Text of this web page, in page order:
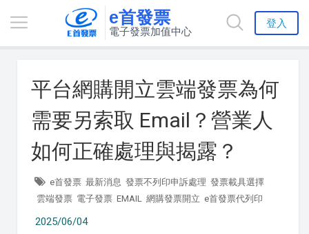
e首發票
電子發票加值中心
登入
平台網購開立雲端發票為何
需要另索取 Email？營業人
如何正確處理與揭露？
e首發票 最新消息 發票不列印申訴處理 發票載具選擇
雲端發票 電子發票 EMAIL 網購發票開立 e首發票代列印
2025/06/04